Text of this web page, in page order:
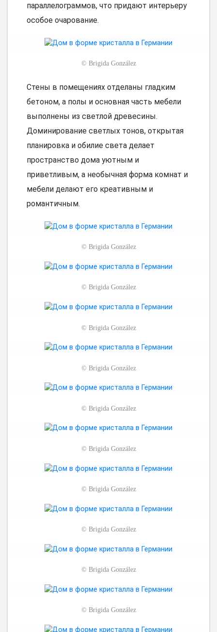
параллелограммов, что придают интерьеру
особое очарование.
© Brigida González
Стены в помещениях отделаны гладким
бетоном, а полы и основная часть мебели
выполнены из светлой древесины.
Доминирование светлых тонов, открытая
планировка и обилие света делает
пространство дома уютным и
приветливым, а необычная форма комнат и
мебели делают его креативным и
романтичным.
© Brigida González
© Brigida González
© Brigida González
© Brigida González
© Brigida González
© Brigida González
© Brigida González
© Brigida González
© Brigida González
© Brigida González